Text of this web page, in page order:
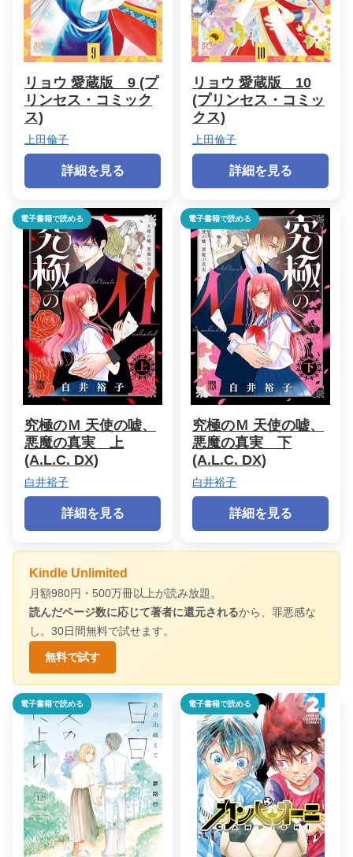
リョウ 愛蔵版 9 (プ
リンセス・コミック
ス)
上田倫子
詳細を見る
リョウ 愛蔵版 10
(プリンセス・コミッ
クス)
上田倫子
詳細を見る
電子書籍で読める
究極のＭ 天使の嘘、
悪魔の真実 上
(A.L.C. DX)
白井裕子
詳細を見る
電子書籍で読める
究極のＭ 天使の嘘、
悪魔の真実 下
(A.L.C. DX)
白井裕子
詳細を見る
Kindle Unlimited
月額980円・500万冊以上が読み放題。
読んだページ数に応じて著者に還元されるから、罪悪感な
し。30日間無料で試せます。
無料で試す
電子書籍で読める 電子書籍で読める